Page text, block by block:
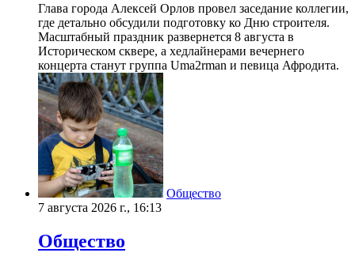
Глава города Алексей Орлов провел заседание коллегии,
где детально обсудили подготовку ко Дню строителя.
Масштабный праздник развернется 8 августа в
Историческом сквере, а хедлайнерами вечернего
концерта станут группа Uma2rman и певица Афродита.
Общество
7 августа 2026 г., 16:13
Общество